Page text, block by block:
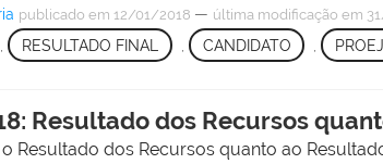
publicado em 12/01/2018 — última modificação em
RESULTADO FINAL CANDIDATO ,
Resultado dos Recursos
Resultado dos Recursos quanto ao